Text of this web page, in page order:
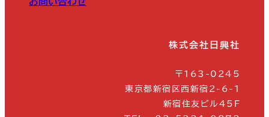
株式会社日興社
〒163-0245
東京都新宿区西新宿2-6-1
新宿住友ビル45F